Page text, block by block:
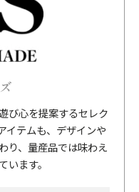
び心を提案するセレク
イテムも、デザインや
り、量産品では味わえ
ます。